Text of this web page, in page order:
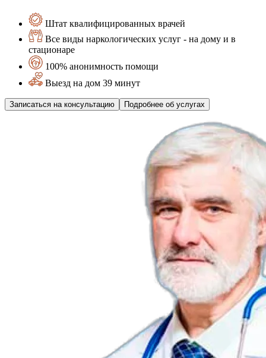
Штат квалифицированных врачей
Все виды наркологических услуг - на дому и в
стационаре
100% анонимность помощи
Выезд на дом 39 минут
Записаться на консультацию Подробнее об услугах